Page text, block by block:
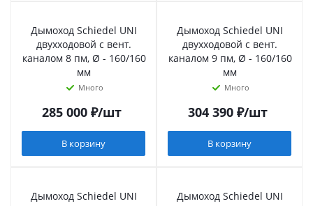
Дымоход Schiedel UNI
двухходовой с вент.
каналом 8 пм, Ø - 160/160
мм
Много
285 000₽/шт
В корзину
Дымоход Schiedel UNI
двухходовой с вент.
каналом 9 пм, Ø - 160/160
мм
Много
304 390₽/шт
В корзину
Дымоход Schiedel UNI
Дымоход Schiedel UNI